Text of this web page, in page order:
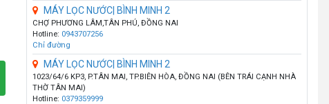
MÁY LỌC NƯỚC| BÌNH MINH 2
CHỢ PHƯƠNG LÂM,TÂN PHÚ, ĐỒNG NAI
Hotline: 0943707256
Chỉ đường
MÁY LỌC NƯỚC| BÌNH MINH 2
1023/64/6 KP3, P.TÂN MAI, TP.BIÊN HÒA, ĐỒNG NAI (BÊN TRÁI CẠNH NHÀ
THỜ TÂN MAI)
Hotline: 0379359999